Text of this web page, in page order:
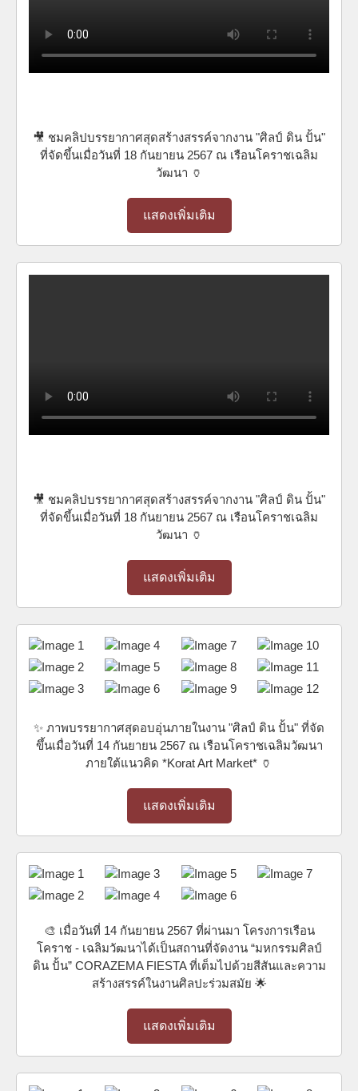
🎥 ชมคลิปบรรยากาศสุดสร้างสรรค์จากงาน "ศิลป์ ดิน ปั้น"
ที่จัดขึ้นเมื่อวันที่ 18 กันยายน 2567 ณ เรือนโคราชเฉลิม
วัฒนา 🏺
แสดงเพิ่มเติม
🎥 ชมคลิปบรรยากาศสุดสร้างสรรค์จากงาน "ศิลป์ ดิน ปั้น"
ที่จัดขึ้นเมื่อวันที่ 18 กันยายน 2567 ณ เรือนโคราชเฉลิม
วัฒนา 🏺
แสดงเพิ่มเติม
✨ ภาพบรรยากาศสุดอบอุ่นภายในงาน "ศิลป์ ดิน ปั้น" ที่จัด
ขึ้นเมื่อวันที่ 14 กันยายน 2567 ณ เรือนโคราชเฉลิมวัฒนา
ภายใต้แนวคิด *Korat Art Market* 🏺
แสดงเพิ่มเติม
🎨 เมื่อวันที่ 14 กันยายน 2567 ที่ผ่านมา โครงการเรือน
โคราช - เฉลิมวัฒนาได้เป็นสถานที่จัดงาน “มหกรรมศิลป์
ดิน ปั้น” CORAZEMA FIESTA ที่เต็มไปด้วยสีสันและความ
สร้างสรรค์ในงานศิลปะร่วมสมัย 🌟
แสดงเพิ่มเติม